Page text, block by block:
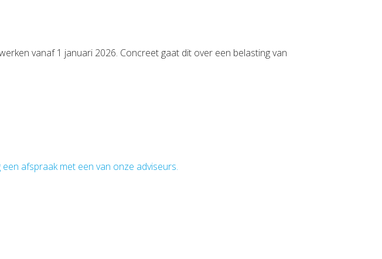
vanaf 1 januari 2026. Concreet gaat dit over een belasting van
een afspraak met een van onze adviseurs.